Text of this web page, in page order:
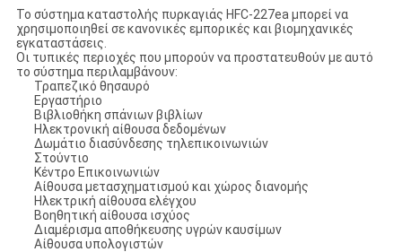
Το σύστημα καταστολής πυρκαγιάς HFC-227ea μπορεί να
χρησιμοποιηθεί σε κανονικές εμπορικές και βιομηχανικές
εγκαταστάσεις.
Οι τυπικές περιοχές που μπορούν να προστατευθούν με αυτό
το σύστημα περιλαμβάνουν:
Τραπεζικό θησαυρό
Εργαστήριο
Βιβλιοθήκη σπάνιων βιβλίων
Ηλεκτρονική αίθουσα δεδομένων
Δωμάτιο διασύνδεσης τηλεπικοινωνιών
Στούντιο
Κέντρο Επικοινωνιών
Αίθουσα μετασχηματισμού και χώρος διανομής
Ηλεκτρική αίθουσα ελέγχου
Βοηθητική αίθουσα ισχύος
Διαμέρισμα αποθήκευσης υγρών καυσίμων
Αίθουσα υπολογιστών